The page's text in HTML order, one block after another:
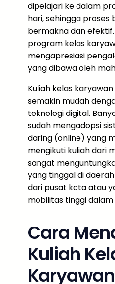
dipelajari ke dalam
hari, sehingga proses
bermakna dan
program kelas
mengapresiasi
yang dibawa oleh
Kuliah kelas
semakin mudah
teknologi digital.
sudah mengadopsi
daring (online) yang
mengikuti kuliah dari
sangat
yang tinggal di
dari pusat kota atau
mobilitas tinggi
Cara
Kuliah
Karyawan